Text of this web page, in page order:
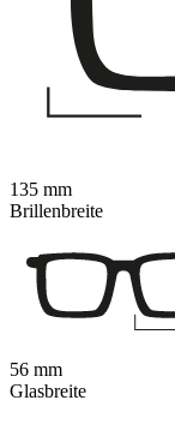
135 mm
Brillenbreite
56 mm
Glasbreite